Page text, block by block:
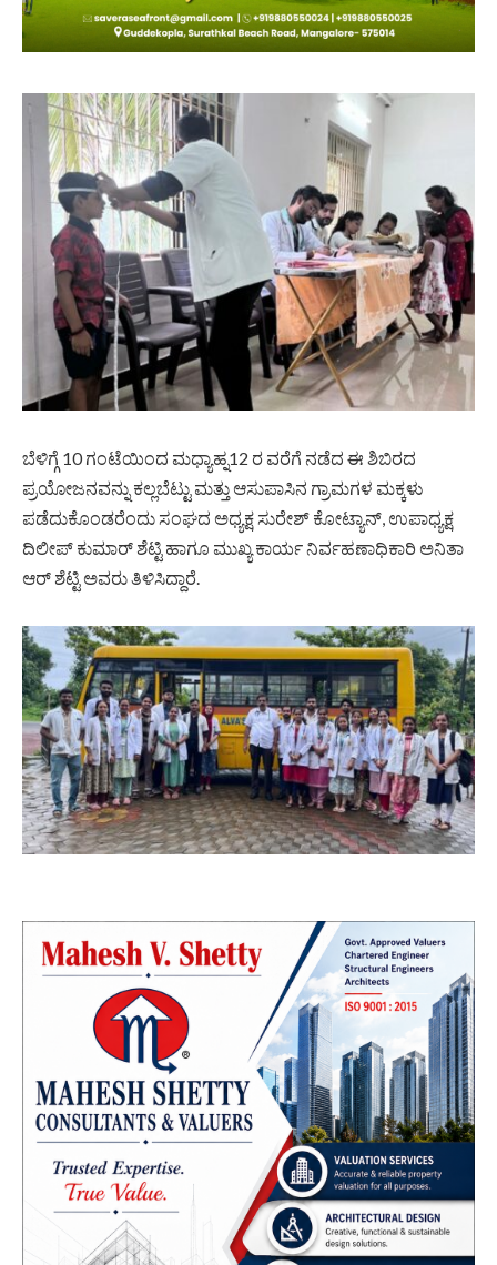
ಬೆಳಿಗ್ಗೆ 10 ಗಂಟೆಯಿಂದ ಮಧ್ಯಾಹ್ನ12 ರ ವರೆಗೆ ನಡೆದ ಈ ಶಿಬಿರದ
ಪ್ರಯೋಜನವನ್ನು ಕಲ್ಲಬೆಟ್ಟು ಮತ್ತು ಆಸುಪಾಸಿನ ಗ್ರಾಮಗಳ ಮಕ್ಕಳು
ಪಡೆದುಕೊಂಡರೆಂದು ಸಂಘದ ಅಧ್ಯಕ್ಷ ಸುರೇಶ್ ಕೋಟ್ಯಾನ್, ಉಪಾಧ್ಯಕ್ಷ
ದಿಲೀಪ್ ಕುಮಾರ್ ಶೆಟ್ಟಿ ಹಾಗೂ ಮುಖ್ಯ ಕಾರ್ಯ ನಿರ್ವಹಣಾಧಿಕಾರಿ ಅನಿತಾ
ಆರ್ ಶೆಟ್ಟಿ ಅವರು ತಿಳಿಸಿದ್ದಾರೆ.